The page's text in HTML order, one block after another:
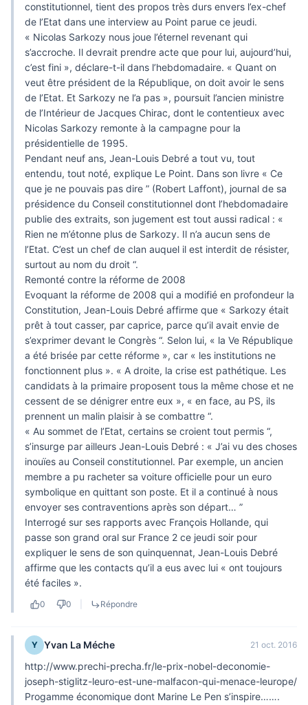
constitutionnel, tient des propos très durs envers l’ex-chef
de l’Etat dans une interview au Point parue ce jeudi.
« Nicolas Sarkozy nous joue l’éternel revenant qui
s’accroche. Il devrait prendre acte que pour lui, aujourd’hui,
c’est fini », déclare-t-il dans l’hebdomadaire. « Quant on
veut être président de la République, on doit avoir le sens
de l’Etat. Et Sarkozy ne l’a pas », poursuit l’ancien ministre
de l’Intérieur de Jacques Chirac, dont le contentieux avec
Nicolas Sarkozy remonte à la campagne pour la
présidentielle de 1995.
Pendant neuf ans, Jean-Louis Debré a tout vu, tout
entendu, tout noté, explique Le Point. Dans son livre « Ce
que je ne pouvais pas dire ” (Robert Laffont), journal de sa
présidence du Conseil constitutionnel dont l’hebdomadaire
publie des extraits, son jugement est tout aussi radical : «
Rien ne m’étonne plus de Sarkozy. Il n’a aucun sens de
l’Etat. C’est un chef de clan auquel il est interdit de résister,
surtout au nom du droit “.
Remonté contre la réforme de 2008
Evoquant la réforme de 2008 qui a modifié en profondeur la
Constitution, Jean-Louis Debré affirme que « Sarkozy était
prêt à tout casser, par caprice, parce qu’il avait envie de
s’exprimer devant le Congrès “. Selon lui, « la Ve République
a été brisée par cette réforme », car « les institutions ne
fonctionnent plus ». « A droite, la crise est pathétique. Les
candidats à la primaire proposent tous la même chose et ne
cessent de se dénigrer entre eux », « en face, au PS, ils
prennent un malin plaisir à se combattre “.
« Au sommet de l’Etat, certains se croient tout permis “,
s’insurge par ailleurs Jean-Louis Debré : « J’ai vu des choses
inouïes au Conseil constitutionnel. Par exemple, un ancien
membre a pu racheter sa voiture officielle pour un euro
symbolique en quittant son poste. Et il a continué à nous
envoyer ses contraventions après son départ… ”
Interrogé sur ses rapports avec François Hollande, qui
passe son grand oral sur France 2 ce jeudi soir pour
expliquer le sens de son quinquennat, Jean-Louis Debré
affirme que les contacts qu’il a eus avec lui « ont toujours
été faciles ».
0 0 Répondre
Y Yvan La Méche 21 oct. 2016
http://www.prechi-precha.fr/le-prix-nobel-deconomie-
joseph-stiglitz-leuro-est-une-malfacon-qui-menace-leurope/
Progamme économique dont Marine Le Pen s’inspire…….